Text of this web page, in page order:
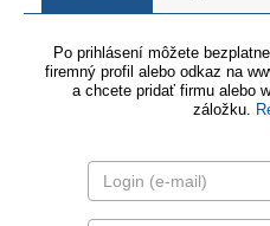
Po prihlásení môžete
firemný profil alebo odkaz na
a chcete pridať firmu alebo
záložku.